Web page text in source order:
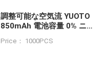
調整可能な空気流 YUOTO
850mAh 電池容量 0% ニコ
Price： 1000PCS